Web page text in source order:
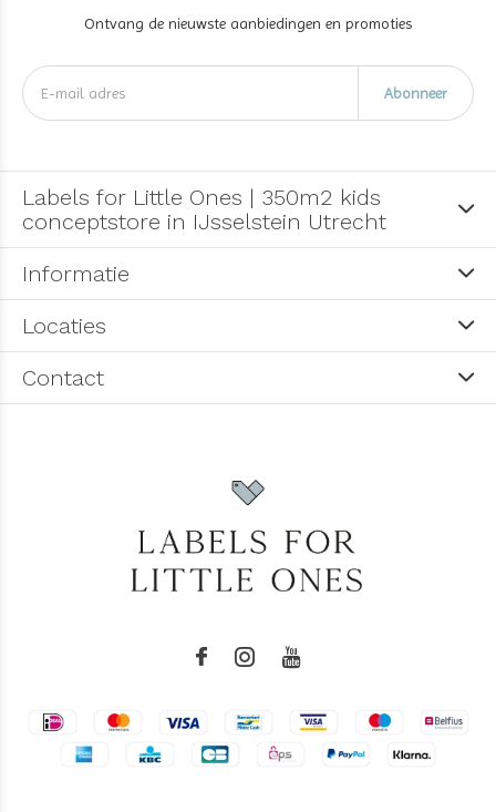
Ontvang de nieuwste aanbiedingen en promoties
Abonneer
Labels for Little Ones | 350m2 kids
conceptstore in IJsselstein Utrecht
Informatie
Locaties
Contact